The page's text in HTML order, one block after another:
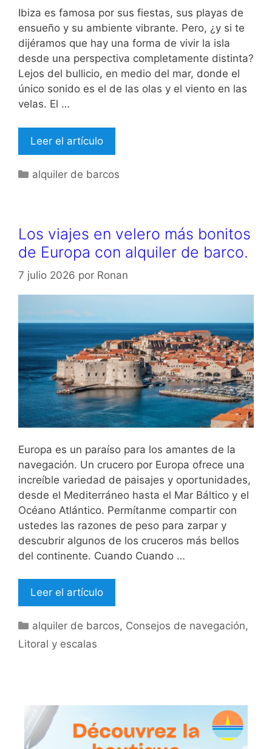
Ibiza es famosa por sus fiestas, sus playas de
ensueño y su ambiente vibrante. Pero, ¿y si te
dijéramos que hay una forma de vivir la isla
desde una perspectiva completamente distinta?
Lejos del bullicio, en medio del mar, donde el
único sonido es el de las olas y el viento en las
velas. El …
Leer el artículo
Categorías
alquiler de barcos
Los viajes en velero más bonitos
de Europa con alquiler de barco.
7 julio 2026 por Ronan
Europa es un paraíso para los amantes de la
navegación. Un crucero por Europa ofrece una
increíble variedad de paisajes y oportunidades,
desde el Mediterráneo hasta el Mar Báltico y el
Océano Atlántico. Permítanme compartir con
ustedes las razones de peso para zarpar y
descubrir algunos de los cruceros más bellos
del continente. Cuando Cuando …
Leer el artículo
Categorías
alquiler de barcos, Consejos de navegación,
Litoral y escalas